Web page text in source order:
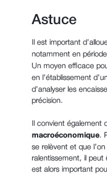
Astuce
Il est important
notamment en
Un moyen efficace
en l’établissement
d’analyser les
précision.
Il convient également
macroéconomique.
se relèvent et que
ralentissement, il peut
est alors important